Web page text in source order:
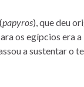
papyros), que deu
os egípcios era
a sustentar o